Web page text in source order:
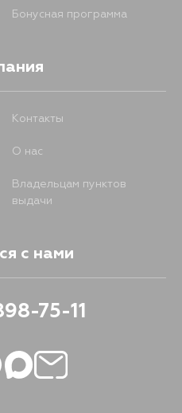
Бонусная программа
Контакты
О нас
Владельцам пунктов
выдачи
с нами
75-11